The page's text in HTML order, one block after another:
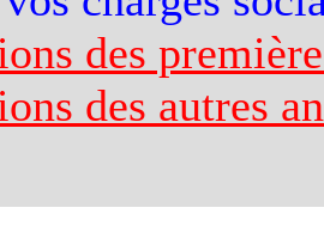
des
des autres